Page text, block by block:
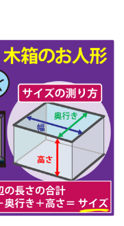
19日(水)
(木)
日(月)
日(金)
日(火)
日(月)
日(火)